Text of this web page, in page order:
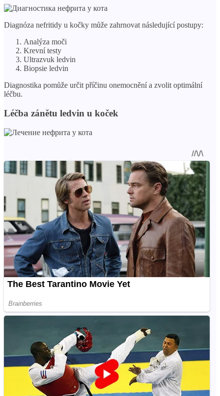
Diagnóza nefritidy u kočky může zahrnovat následující postupy:
Analýza moči
Krevní testy
Ultrazvuk ledvin
Biopsie ledvin
Diagnostika pomůže určit příčinu onemocnění a zvolit optimální
léčbu.
Léčba zánětu ledvin u koček